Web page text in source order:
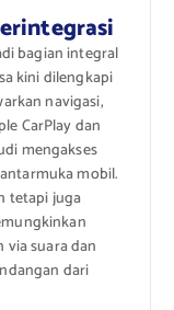
bagian integral
kini dilengkapi
navigasi,
CarPlay dan
mengakses
mobil.
tetapi juga
suara dan
dari